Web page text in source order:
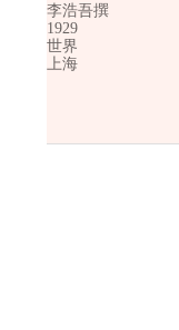
李浩吾撰
1929
世界
上海